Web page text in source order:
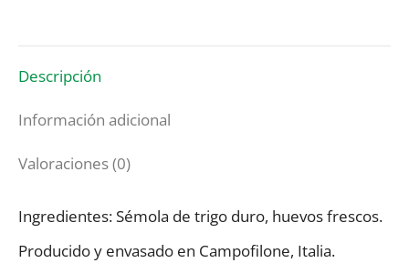
Facebook
X
PinterestLinkedInWhatsApp
Descripción
Información adicional
Valoraciones (0)
Ingredientes: Sémola de trigo duro, huevos frescos.
Producido y envasado en Campofilone, Italia.